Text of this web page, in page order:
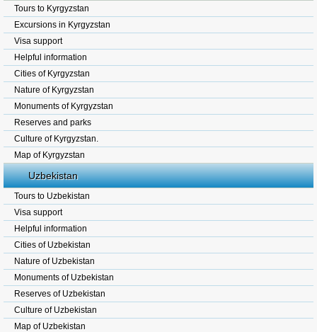
Tours to Kyrgyzstan
Excursions in Kyrgyzstan
Visa support
Helpful information
Cities of Kyrgyzstan
Nature of Kyrgyzstan
Monuments of Kyrgyzstan
Reserves and parks
Culture of Kyrgyzstan.
Map of Kyrgyzstan
Uzbekistan
Tours to Uzbekistan
Visa support
Helpful information
Cities of Uzbekistan
Nature of Uzbekistan
Monuments of Uzbekistan
Reserves of Uzbekistan
Culture of Uzbekistan
Map of Uzbekistan